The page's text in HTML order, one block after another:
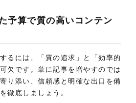
予算で質の高いコンテン
るには、「質の追求」と「効率的
欠です。単に記事を増やすのでは
り添い、信頼感と明確な出口を備
徹底しましょう。